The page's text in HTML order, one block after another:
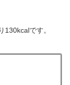
130kcalです。